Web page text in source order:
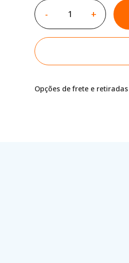
- +
Opções de frete e retiradas